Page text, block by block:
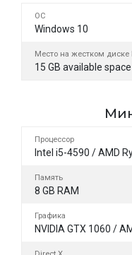
ОС
Windows 10
Место на жестком диске
15 GB available space
Процессор
Intel i5-4590 / AMD
Память
8 GB RAM
Графика
NVIDIA GTX 1060 /